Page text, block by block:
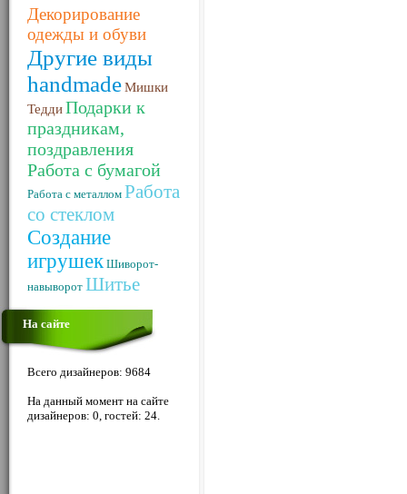
Декорирование
одежды и обуви
Другие виды
handmadeМишки
ТеддиПодарки к
праздникам,
поздравления
Работа с бумагой
Работа с металлом Работа
со стеклом
Создание
игрушек Шиворот-
навыворот Шитье
На сайте
Всего дизайнеров: 9684
На данный момент на сайте
дизайнеров: 0, гостей: 24.